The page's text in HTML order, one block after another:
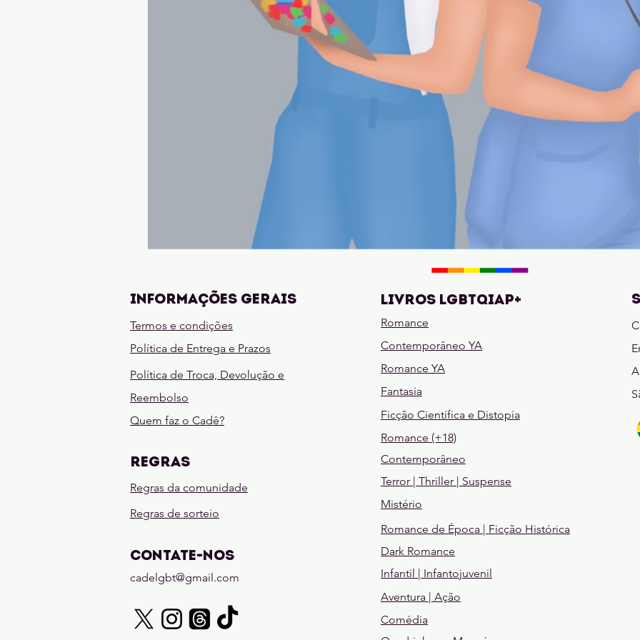
Informações gerais
Termos e condições
Política de Entrega e Prazos
Política de Troca, Devolução e
Reembolso
Quem faz o Cadê?
REGRAS
Regras da comunidade
Regras de sorteio
CONTATE-NOS
cadelgbt@gmail.com
LIVROS LGBTQIAP+
Romance
Contemporâneo YA
Romance YA
Fantasia
Ficção Científica e Distopia
Romance (+18)
Contemporâneo
Terror | Thriller | Suspense
Mistério
Romance de Época | Ficção Histórica
Dark Romance
Infantil | Infantojuvenil
Aventura | Ação
Comédia